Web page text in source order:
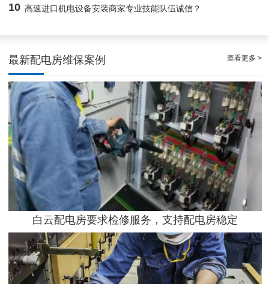
10 高速进口机电设备安装商家专业技能队伍诚信？
最新配电房维保案例 查看更多 >
广州配电房维保案例|防备重伤事故
白云配电房要求检修服务，支持配电房稳定